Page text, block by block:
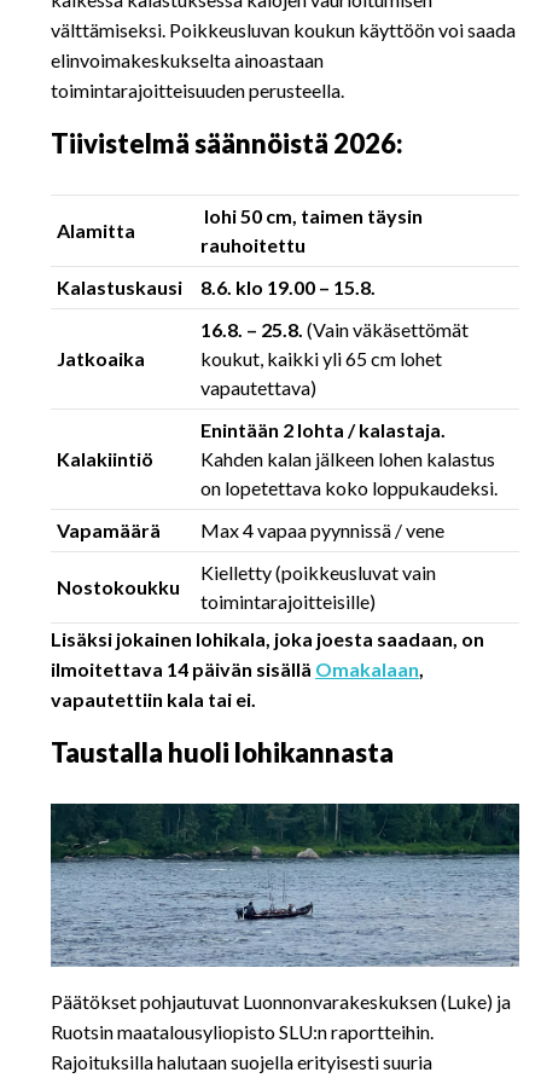
välttämiseksi. Poikkeusluvan koukun käyttöön voi saada
elinvoimakeskukselta ainoastaan
toimintarajoitteisuuden perusteella.
Tiivistelmä säännöistä 2026:
Alamitta
lohi 50 cm, taimen täysin
rauhoitettu
Kalastuskausi
8.6. klo 19.00 – 15.8.
Jatkoaika
16.8. – 25.8. (Vain väkäsettömät
koukut, kaikki yli 65 cm lohet
vapautettava)
Kalakiintiö
Enintään 2 lohta / kalastaja.
Kahden kalan jälkeen lohen kalastus
on lopetettava koko loppukaudeksi.
Vapamäärä
Max 4 vapaa pyynnissä / vene
Nostokoukku
Kielletty (poikkeusluvat vain
toimintarajoitteisille)
Lisäksi jokainen lohikala, joka joesta saadaan, on
ilmoitettava 14 päivän sisällä Omakalaan,
vapautettiin kala tai ei.
Taustalla huoli lohikannasta
Päätökset pohjautuvat Luonnonvarakeskuksen (Luke) ja
Ruotsin maatalousyliopisto SLU:n raportteihin.
Rajoituksilla halutaan suojella erityisesti suuria